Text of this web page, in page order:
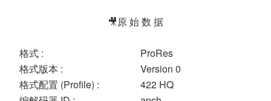
🎥原 始 数 据
格式 :
ProRes
格式版本 :
Version 0
格式配置 (Profile) :
422 HQ